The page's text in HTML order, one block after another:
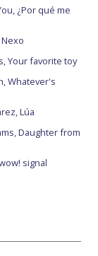
¿Por qué me
Your favorite toy
Whatever's
Lúa
Daughter from
signal